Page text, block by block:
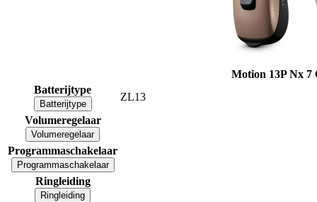
Motion 13P Nx 7
Batterijtype
Batterijtype
ZL13
Volumeregelaar
Volumeregelaar
Programmaschakelaar
Programmaschakelaar
Ringleiding
Ringleiding